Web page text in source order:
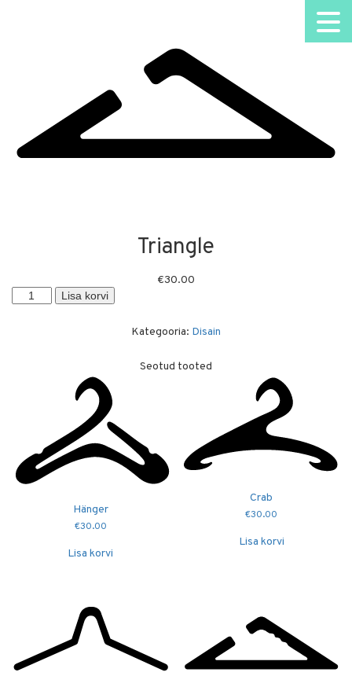
Triangle
€30.00
Triangle
kogus
Lisa korvi
Kategooria: Disain
Seotud tooted
Hänger
€30.00
Lisa korvi
Crab
€30.00
Lisa korvi